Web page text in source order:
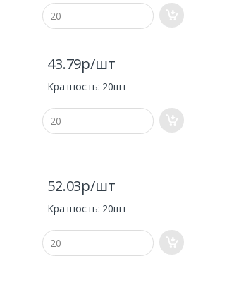
43.79р/шт
Кратность: 20шт
52.03р/шт
Кратность: 20шт